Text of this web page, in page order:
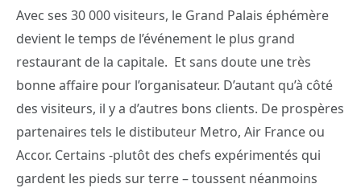
Avec ses 30 000 visiteurs, le Grand Palais éphémère
devient le temps de l’événement le plus grand
restaurant de la capitale. Et sans doute une très
bonne affaire pour l’organisateur. D’autant qu’à côté
des visiteurs, il y a d’autres bons clients. De prospères
partenaires tels le distibuteur Metro, Air France ou
Accor. Certains -plutôt des chefs expérimentés qui
gardent les pieds sur terre – toussent néanmoins